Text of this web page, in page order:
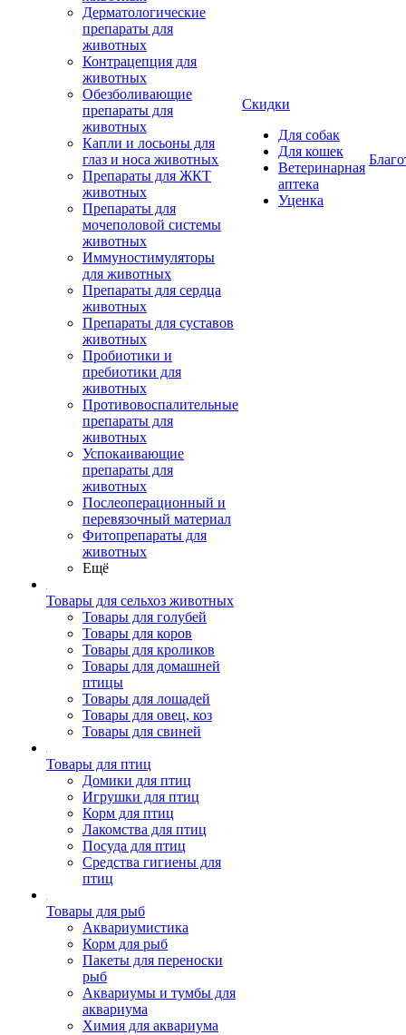
Дерматологические
препараты для
животных
Контрацепция для
животных
Обезболивающие
препараты для
животных
Капли и лосьоны для
глаз и носа животных
Препараты для ЖКТ
животных
Препараты для
мочеполовой системы
животных
Иммуностимуляторы
для животных
Препараты для сердца
животных
Препараты для суставов
животных
Пробиотики и
пребиотики для
животных
Противовоспалительные
препараты для
животных
Успокаивающие
препараты для
животных
Послеоперационный и
перевязочный материал
Фитопрепараты для
животных
Ещё
Товары для сельхоз животных
Товары для голубей
Товары для коров
Товары для кроликов
Товары для домашней
птицы
Товары для лошадей
Товары для овец, коз
Товары для свиней
Товары для птиц
Домики для птиц
Игрушки для птиц
Корм для птиц
Лакомства для птиц
Посуда для птиц
Средства гигиены для
птиц
Товары для рыб
Аквариумистика
Корм для рыб
Пакеты для переноски
рыб
Аквариумы и тумбы для
аквариума
Химия для аквариума
Скидки
Для собак
Для кошек
Ветеринарная
аптека
Уценка